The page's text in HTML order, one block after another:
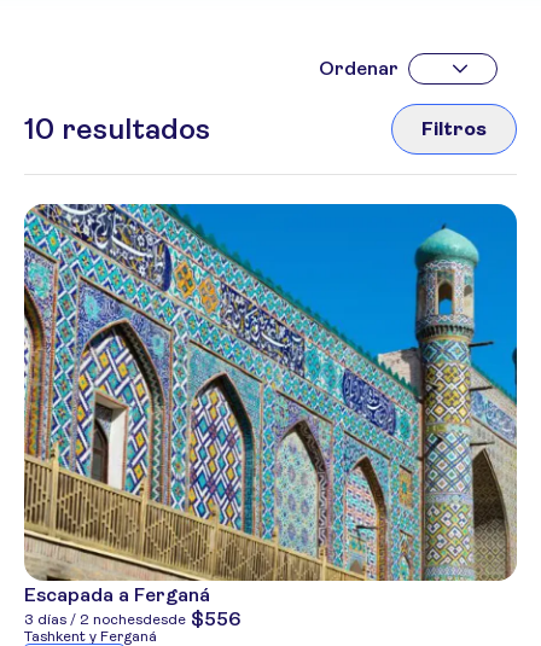
10 resultados
Ordenar
Filtros
Escapada a Ferganá
3 días / 2 nochesdesde $556
Tashkent y Ferganá